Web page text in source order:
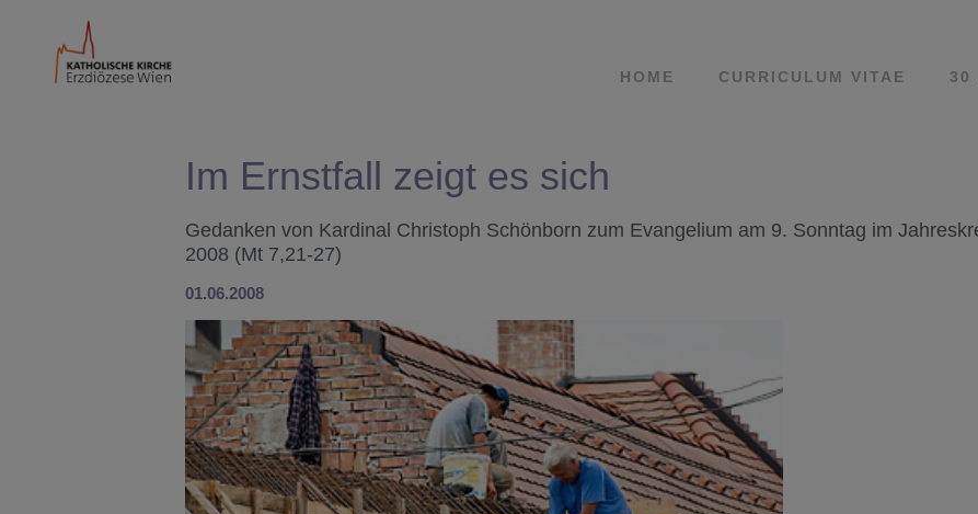
HOME CURRICULUM VITAE 30
Im Ernstfall zeigt es sich
Gedanken von Kardinal Christoph Schönborn zum Evangelium am 9. Sonntag im
2008 (Mt 7,21-27)
01.06.2008